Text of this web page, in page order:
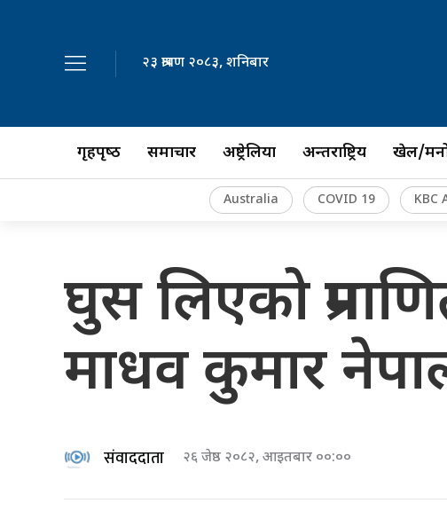
२३ श्रावण २०८३, शनिबार
गृहपृष्‍ठ समाचार अष्ट्रेलिया अन्तर्राष्ट्रिय खेल/
Australia COVID 19 KBC
घुस लिएको
माधव कुमार
संवाददाता २६ जेष्ठ २०८२, आइतबार ००:००